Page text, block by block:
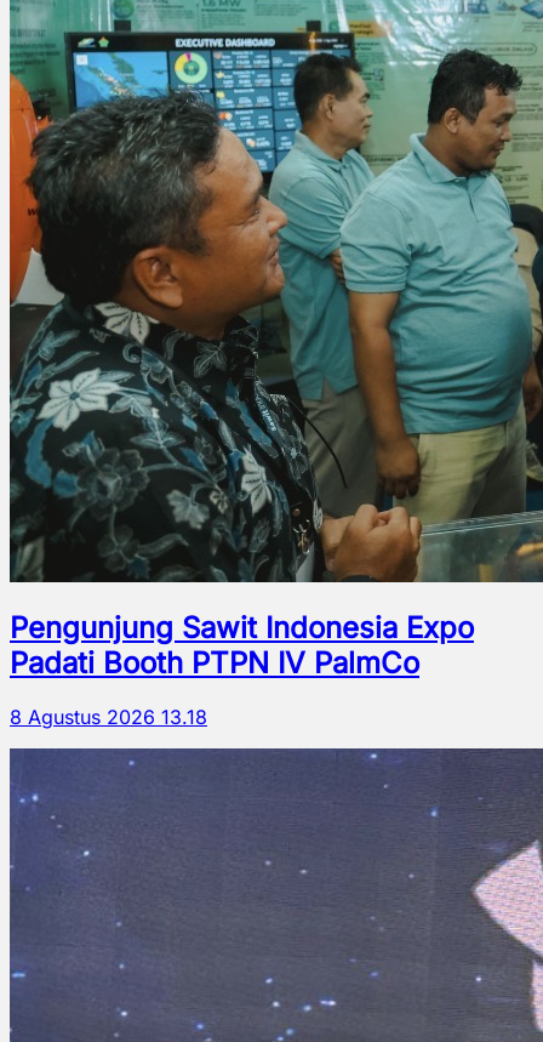
Pengunjung Sawit Indonesia Expo
Padati Booth PTPN IV PalmCo
8 Agustus 2026 13.18